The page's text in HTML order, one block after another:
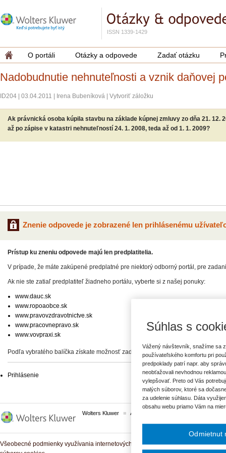
ISSN 1339-1429
O portáli Otázky a odpovede Zadať otázku
Nadobudnutie nehnuteľnosti a vznik daňovej
ID204 03.04.2011 Irena Bubeníková Vytvoriť záložku
Ak právnická osoba kúpila stavbu na základe kúpnej zmluvy zo dňa 21. 12.
až po zápise v katastri nehnuteľností 24. 1. 2008, teda až od 1. 1. 2009?
Znenie odpovede je zobrazené len prihlásenému
Prístup ku zneniu odpovede majú len predplatitelia.
V prípade, že máte zakúpené predplatné pre niektorý odborný portál, pre
Ak nie ste zatiaľ predplatiteľ žiadneho portálu, vyberte si z našej ponuky:
www.dauc.sk
www.ropoaobce.sk
www.pravovzdravotnictve.sk
www.pracovnepravo.sk
www.vovpraxi.sk
Podľa vybratého balíčka získate možnosť zadať svoje otázky, prípadne prístup
Prihlásenie
Wolters Kluwer ASPI
Všeobecné podmienky využívania internetových služieb a komunitných portálov
Súhlas s
Vážený návštevník, snažíme sa
používateľského komfortu pri
predpoklady patrí napr. aby
neobťažovali nevhodnou
vylepšovať. Preto od Vás
malých súborov, ktoré sa
za udelenie súhlasu. Dáta
obsahu webu priamo Vám na
Odmietnut